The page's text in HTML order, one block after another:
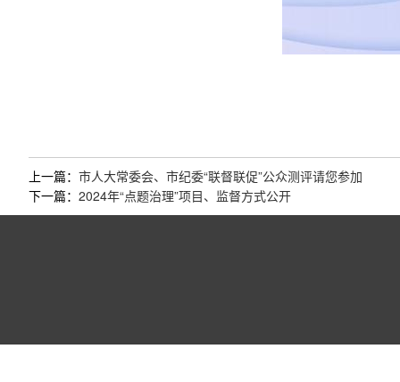
上一篇： 市人大常委会、市纪委“联督联促”公众测评请您参加
下一篇： 2024年“点题治理”项目、监督方式公开